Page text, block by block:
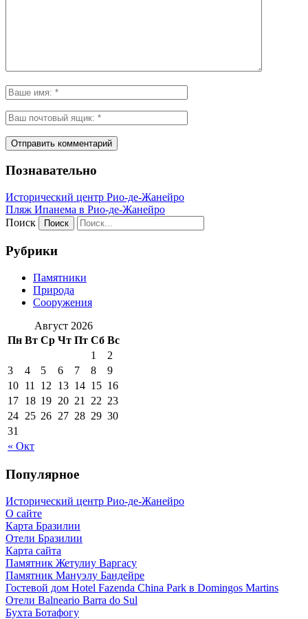
Познавательно
Исторический центр Рио-де-Жанейро
Пляж Ипанема в Рио-де-Жанейро
Поиск
Рубрики
Памятники
Природа
Сооружения
Август 2026
Пн Вт Ср Чт Пт Сб Вс
« Окт
1
2
3
4 5 6 7 8
9
10 11 12 13 14 15 16
17 18 19 20 21 22 23
24 25 26 27 28 29 30
31
Популярное
Исторический центр Рио-де-Жанейро
О сайте
Карта Бразилии
Отели Бразилии
Карта сайта
Памятник Жетулиу Варгасу
Памятник Мануэлу Бандейре
Гостевой дом Hotel Fazenda China Park в Domingos Martins
Отели Balneario Barra do Sul
Бухта Ботафогу